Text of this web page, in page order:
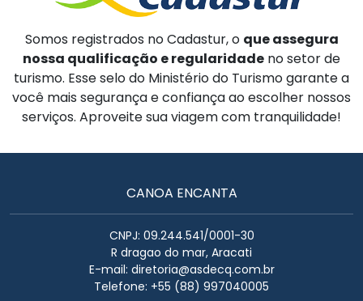
Somos registrados no Cadastur, o que assegura
nossa qualificação e regularidade no setor de
turismo. Esse selo do Ministério do Turismo garante a
você mais segurança e confiança ao escolher nossos
serviços. Aproveite sua viagem com tranquilidade!
CANOA ENCANTA
CNPJ: 09.244.541/0001-30
R dragao do mar, Aracati
E-mail: diretoria@asdecq.com.br
Telefone: +55 (88) 997040005